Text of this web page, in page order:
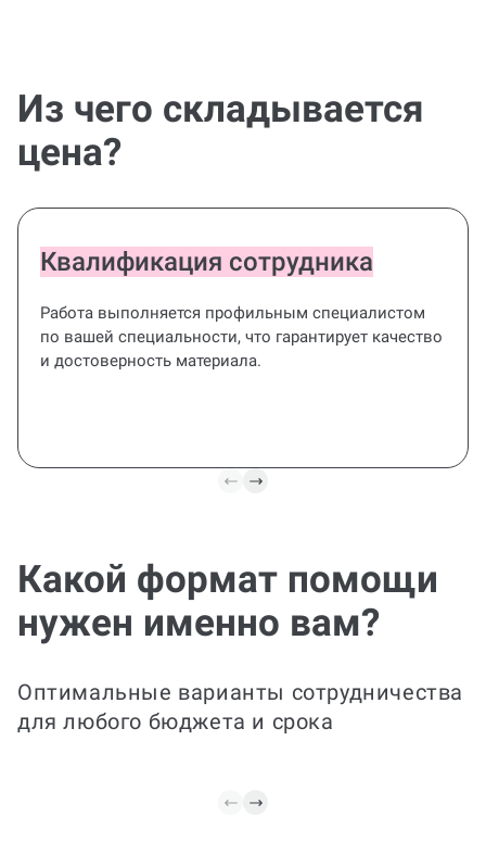
Из чего складывается
цена?
Квалификация сотрудника
Работа выполняется профильным специалистом
по вашей специальности, что гарантирует качество
и достоверность материала.
Какой формат помощи
нужен именно вам?
Оптимальные варианты сотрудничества
для любого бюджета и срока
Сделаем за вас
Составим готовый пакет
сразу использовать для
тренировок и финальной
подготовки к экзамену.